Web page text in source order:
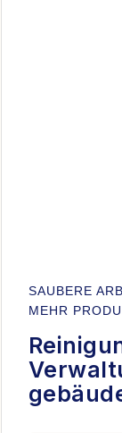
SAUBERE
MEHR